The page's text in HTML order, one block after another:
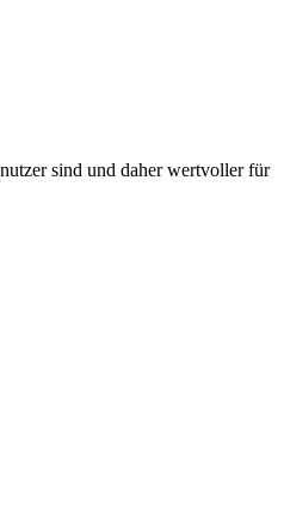
sind und daher wertvoller für